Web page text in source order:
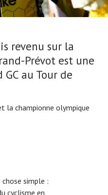
revenu sur la
Prévot est une
au Tour de
la championne olympique
simple :
cyclisme en